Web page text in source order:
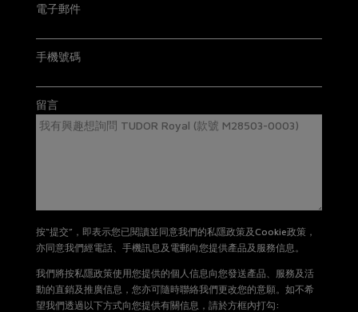
電子郵件
手機號碼
留言
按“提交”，即表示您已閱讀並同意我們的私隱政策及Cookie政策，
亦同意我們經電話、手機訊息及電郵向您提供產品及服務信息。
我們將按私隱政策使用您提供的個人信息向您發送產品、服務及活
動的直銷及推廣信息，您亦可隨時聯絡我們更改您的意願。如不希
望我們透過以下方式向您提供有關信息，請於方框內打勾: